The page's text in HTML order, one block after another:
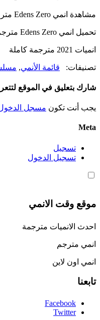
مشاهدة انمي Edens Zero مترجم اون لاين
تحميل انمي Edens Zero مترجم بجودة عالية
انميات 2021 مترجمة كاملة
تصنيفات: قائمة الأنمي,
شارك بتعليق في الموقع
يجب أنت تكون مسجل
Meta
تسجيل
تسجيل الدخول
موقع وقت الانمي
احدث الانميات مترجمة
انمي مترجم
انمي اون لاين
تابعنا
Facebook
Twitter